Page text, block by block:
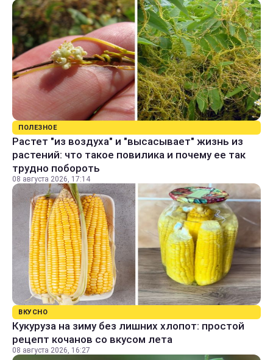
ПОЛЕЗНОЕ
Растет "из воздуха" и "высасывает" жизнь из
растений: что такое повилика и почему ее так
трудно побороть
08 августа 2026, 17:14
ВКУСНО
Кукуруза на зиму без лишних хлопот: простой
рецепт кочанов со вкусом лета
08 августа 2026, 16:27